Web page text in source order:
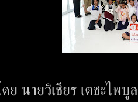
นายวิเชียร เตชะไพบู